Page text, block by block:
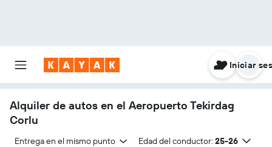
Iniciar
Alquiler de autos en el Aeropuerto Tekirdag
Corlu
Entrega en el mismo punto Edad del conductor: 25-26